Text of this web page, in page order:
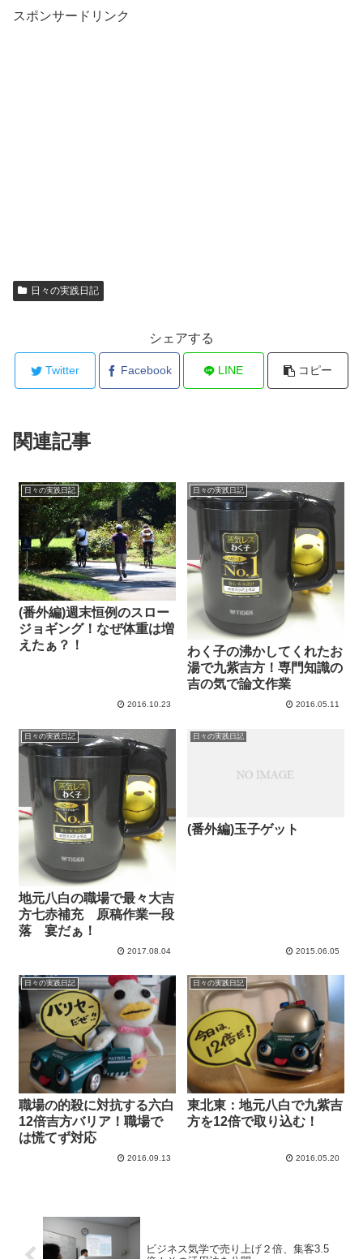
スポンサードリンク
日々の実践日記
シェアする
Twitter Facebook LINE コピー
関連記事
日々の実践日記
(番外編)週末恒例のスロー
ジョギング！なぜ体重は増
えたぁ？！
2016.10.23
日々の実践日記
わく子の沸かしてくれたお
湯で九紫吉方！専門知識の
吉の気で論文作業
2016.05.11
日々の実践日記
地元八白の職場で最々大吉
方七赤補充 原稿作業一段
落 宴だぁ！
2017.08.04
日々の実践日記
(番外編)玉子ゲット
2015.06.05
日々の実践日記
職場の的殺に対抗する六白
12倍吉方バリア！職場で
は慌てず対応
2016.09.13
日々の実践日記
東北東：地元八白で九紫吉
方を12倍で取り込む！
2016.05.20
ビジネス気学で売り上げ２倍、集客3.5